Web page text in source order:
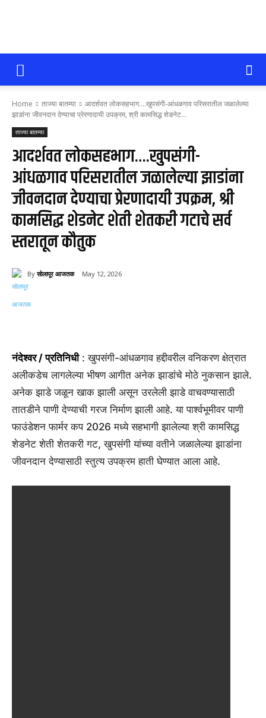
सोलापूर
आजतक
Home ताज्या बातम्या
आदर्शवत लोकसहभाग....खुपसंगी-आंधळगाव परिसरातील जळालेल्या
झाडांना जीवनदान देण्याचा प्रेरणादायी उपक्रम, श्री कामसिद्ध शेडनेट...
ताज्या बातम्या
आदर्शवत लोकसहभाग….खुपसंगी-
आंधळगाव परिसरातील जळालेल्या झाडांना
जीवनदान देण्याचा प्रेरणादायी उपक्रम, श्री
कामसिद्ध शेडनेट शेती शेतकरी गटाचे सर्व
स्तरातून कौतुक
By सोलापूर आजतक May 12, 2026
नंदेश्वर / प्रतिनिधी: खुपसंगी-आंधळगाव हद्दीवरील वनिकरण क्षेत्रात
अलीकडेच लागलेल्या भीषण आगीत अनेक झाडांचे मोठे नुकसान झाले.
अनेक झाडे जळून खाक झाली असून उरलेली झाडे वाचवण्यासाठी
तातडीने पाणी देण्याची गरज निर्माण झाली आहे. या पार्श्वभूमीवर पाणी
फाउंडेशन फार्मर कप 2026 मध्ये सहभागी झालेल्या श्री कामसिद्ध
शेडनेट शेती शेतकरी गट, खुपसंगी यांच्या वतीने जळालेल्या झाडांना
जीवनदान देण्यासाठी स्तुत्य उपक्रम हाती घेण्यात आला आहे.